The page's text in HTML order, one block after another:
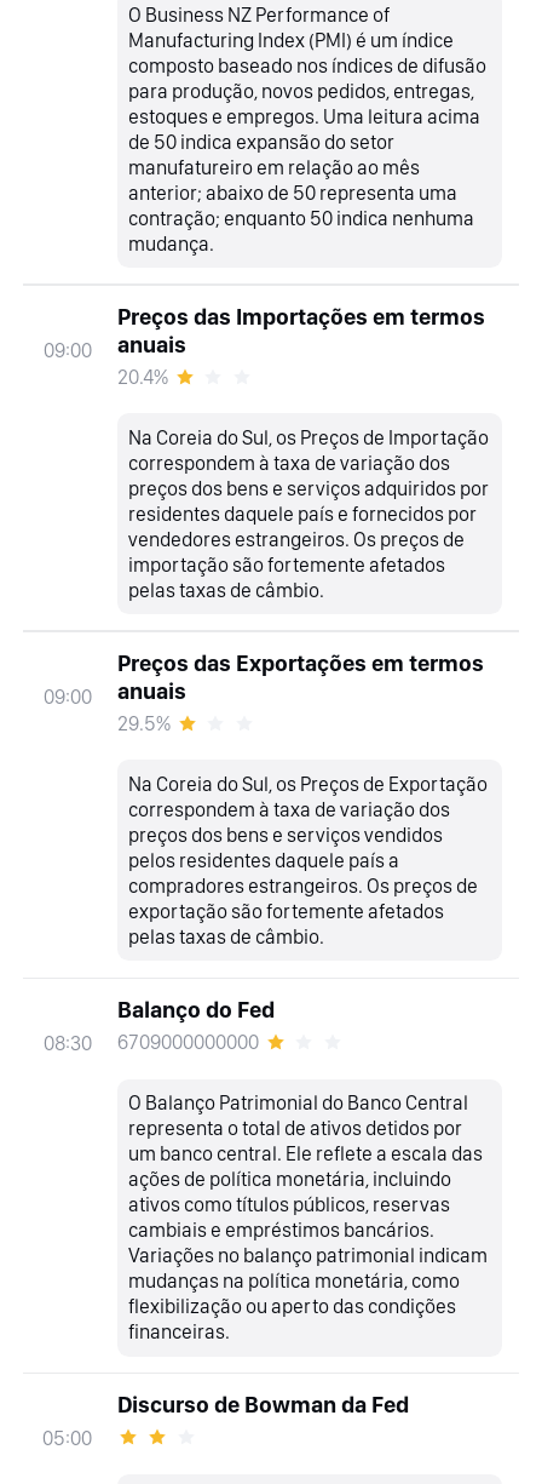
O Business NZ Performance of
Manufacturing Index (PMI) é um índice
composto baseado nos índices de difusão
para produção, novos pedidos, entregas,
estoques e empregos. Uma leitura acima
de 50 indica expansão do setor
manufatureiro em relação ao mês
anterior; abaixo de 50 representa uma
contração; enquanto 50 indica nenhuma
mudança.
09:00
Preços das Importações em termos
anuais
20.4%
Na Coreia do Sul, os Preços de Importação
correspondem à taxa de variação dos
preços dos bens e serviços adquiridos por
residentes daquele país e fornecidos por
vendedores estrangeiros. Os preços de
importação são fortemente afetados
pelas taxas de câmbio.
09:00
Preços das Exportações em termos
anuais
29.5%
Na Coreia do Sul, os Preços de Exportação
correspondem à taxa de variação dos
preços dos bens e serviços vendidos
pelos residentes daquele país a
compradores estrangeiros. Os preços de
exportação são fortemente afetados
pelas taxas de câmbio.
08:30
Balanço do Fed
6709000000000
O Balanço Patrimonial do Banco Central
representa o total de ativos detidos por
um banco central. Ele reflete a escala das
ações de política monetária, incluindo
ativos como títulos públicos, reservas
cambiais e empréstimos bancários.
Variações no balanço patrimonial indicam
mudanças na política monetária, como
flexibilização ou aperto das condições
financeiras.
05:00
Discurso de Bowman da Fed